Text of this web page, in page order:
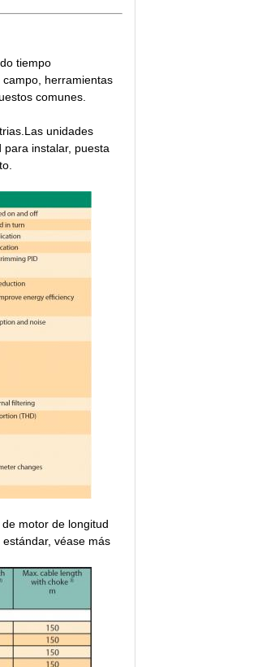
tiempo
herramientas
comunes.
unidades
para instalar, puesta
motor de longitud
véase más